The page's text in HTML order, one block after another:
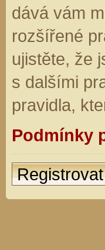
dává vám
rozšířené
ujistěte, že
s dalšími
pravidla,
Podmínky
Registrovat